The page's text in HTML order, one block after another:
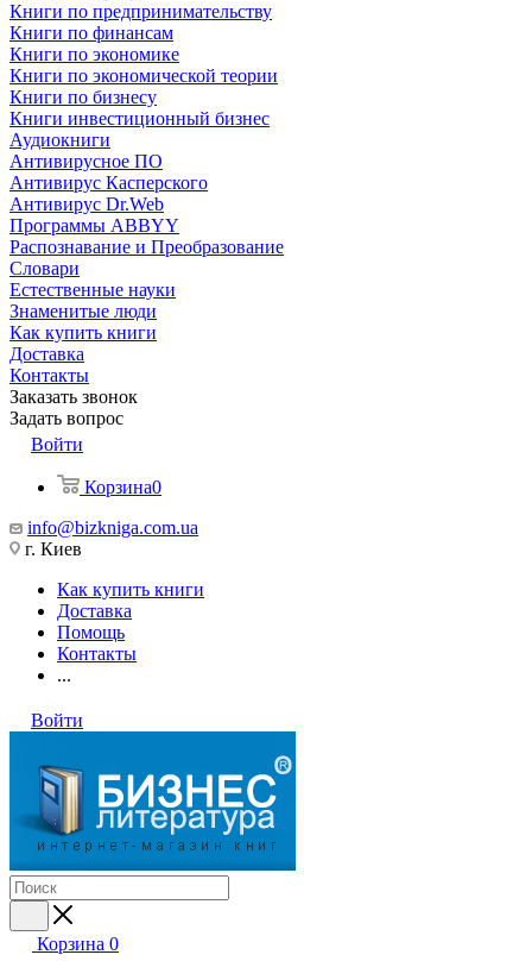
Книги по предпринимательству
Книги по финансам
Книги по экономике
Книги по экономической теории
Книги по бизнесу
Книги инвестиционный бизнес
Аудиокниги
Антивирусное ПО
Антивирус Касперского
Антивирус Dr.Web
Программы ABBYY
Распознавание и Преобразование
Словари
Естественные науки
Знаменитые люди
Как купить книги
Доставка
Контакты
Заказать звонок
Задать вопрос
Войти
Корзина0
info@bizkniga.com.ua
г. Киев
Как купить книги
Доставка
Помощь
Контакты
...
Войти
Корзина 0